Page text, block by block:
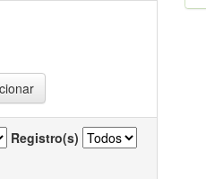
Registro(s)